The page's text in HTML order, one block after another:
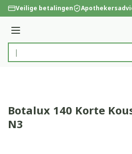
Ga naar de inhoud
Veilige betalingen
Menu
Product, merk, categorie...
Botalux 140 Korte
N3